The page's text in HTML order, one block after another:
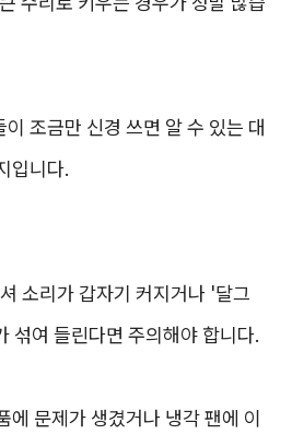
조금만 신경 쓰면 알 수 있는 대
입니다.
소리가 갑자기 커지거나 '달그
섞여 들린다면 주의해야 합니다.
에 문제가 생겼거나 냉각 팬에 이